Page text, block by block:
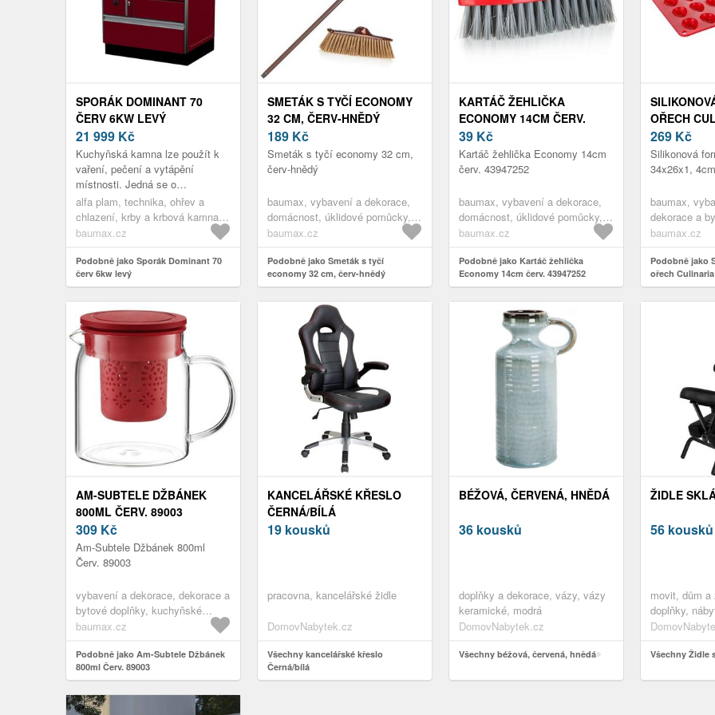
SPORÁK DOMINANT 70
ČERV 6KW LEVÝ
21 999 Kč
Kuchyňská kamna lze použít k
vaření, pečení a vytápění
místnosti. Jedná se o
ekonomické řešení pro vaření,
pečení a ohřev v jednom.
Vysoká kvalita ...
alfa plam, technika, ohřev a
chlazení, krby a krbová kamna,
sporáky na tuhá paliva,technika,
ohřev a chlazení,technika
baumax.cz
Podobně jako Sporák Dominant 70
červ 6kw levý
SMETÁK S TYČÍ ECONOMY
32 CM, ČERV-HNĚDÝ
189 Kč
Smeták s tyčí economy 32 cm,
červ-hnědý
baumax, vybavení a dekorace,
domácnost, úklidové pomůcky,
smetáky a lopatky,vybavení
koupelnové doplňky,vybavení a
dekorace, úklidové
vybavení koupelny,vybavení a
dekorace,
domácnost,koupelnové
doplňky,vybavení interiéru
baumax.cz
Podobně jako Smeták s tyčí
economy 32 cm, červ-hnědý
KARTÁČ ŽEHLIČKA
ECONOMY 14CM ČERV.
43947252
39 Kč
Kartáč žehlička Economy 14cm
červ. 43947252
baumax, vybavení a dekorace,
domácnost, úklidové pomůcky,
ostatní,vybavení interiéru,
doplňky, ostatní koupelnové
doplňky,vybavení interiéru,
dekorace, úklidové
pomůcky,vybavení interiéru,
vybavení koupelny,vybavení a
dekorace, domácnost,vybavení
baumax.cz
Podobně jako Kartáč žehlička
Economy 14cm červ. 43947252
OŘECH
34X26X1,
31201551
269 Kč
Silikonová
34x26x1,
baumax,
dekorace a
kuchyňské
kuchyně,
dekorace,
kuchyňské
dekorace,
baumax.cz
Podobně jako
ořech
31201551
AM-SUBTELE DŽBÁNEK
800ML ČERV. 89003
309 Kč
Am-Subtele Džbánek 800ml
Červ. 89003
vybavení a dekorace, dekorace a
bytové doplňky, kuchyňské
potřeby a příslušenství,
kuchyňské vybavení,vybavení a
dekorace, jídelní sady, džbány a
příslušenství do
baumax.cz
Podobně jako Am-Subtele Džbánek
800ml Červ. 89003
KANCELÁŘSKÉ KŘESLO
ČERNÁ/BÍLÁ
19 kousků
pracovna, kancelářské židle
DomovNabytek.cz
Všechny kancelářské křeslo
Černá/bílá
BÉŽOVÁ, ČERVENÁ, HNĚDÁ
36 kousků
doplňky a dekorace, vázy, vázy
keramické, modrá
DomovNabytek.cz
Všechny béžová, červená, hnědá
ŽIDLE
56 kousků
movit, dům a
doplňky,
křesla
Všechny Židle